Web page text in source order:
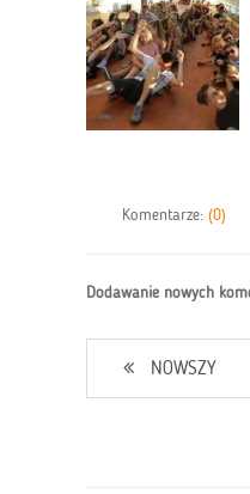
Komentarze: (0)
Dodawanie nowych
NOWSZY